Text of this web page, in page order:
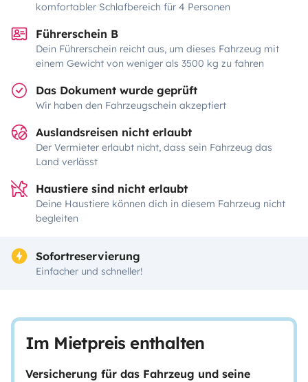
komfortabler Schlafbereich für 4 Personen
Führerschein B
Dein Führerschein reicht aus, um dieses Fahrzeug mit
einem Gewicht von weniger als 3500 kg zu fahren
Das Dokument wurde geprüft
Wir haben den Fahrzeugschein akzeptiert
Auslandsreisen nicht erlaubt
Der Vermieter erlaubt nicht, dass sein Fahrzeug das
Land verlässt
Haustiere sind nicht erlaubt
Deine Haustiere können dich in diesem Fahrzeug nicht
begleiten
Sofortreservierung
Einfacher und schneller!
Im Mietpreis enthalten
Versicherung für das Fahrzeug und seine